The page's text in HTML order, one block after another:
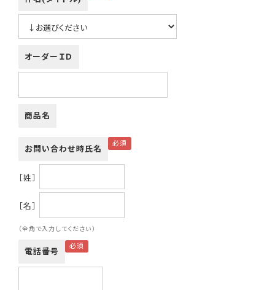
オーダーＩＤ
商品名
お問い合わせ時氏名
［姓］
［名］
（全角で入力してください）
電話番号